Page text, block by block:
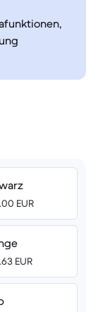
EUR
EUR